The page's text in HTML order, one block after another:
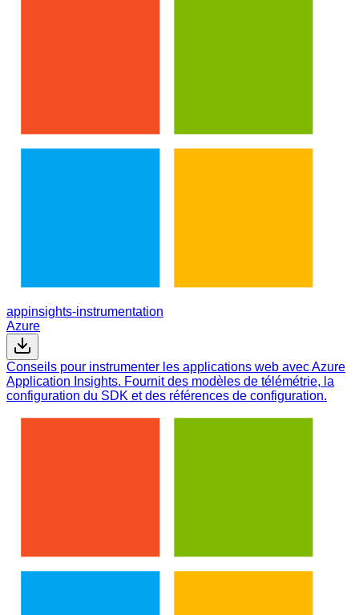
appinsights-instrumentation
Azure
Conseils pour instrumenter les applications web avec Azure
Application Insights. Fournit des modèles de télémétrie, la
configuration du SDK et des références de configuration.